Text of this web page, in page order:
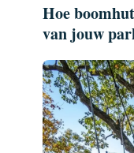
Hoe
van jouw